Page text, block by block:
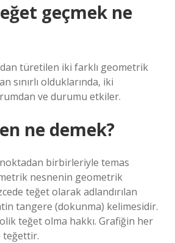
geçmek ne
türetilen iki farklı geometrik
sınırlı olduklarında, iki
ve durumu etkiler.
ne demek?
birbirleriyle temas
nesnenin geometrik
teğet olarak adlandırılan
tangere (dokunma) kelimesidir.
teğet olma hakkı. Grafiğin her
teğettir.